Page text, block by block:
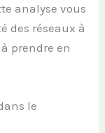
analyse vous
des réseaux à
prendre en
le